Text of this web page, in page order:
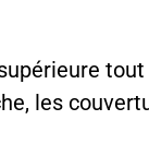
les